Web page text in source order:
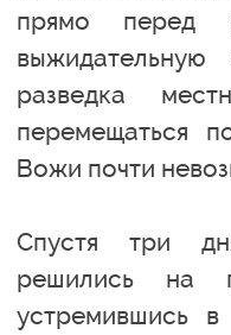
прямо перед
разведка
перемещаться
Вожи почти
Спустя три
решились на
устремившись